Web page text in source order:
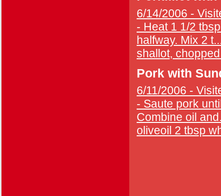
6/14/2006 -
- Heat 1 1/2
halfway. Mix 2
shallot,
Pork with
6/11/2006 -
- Saute pork
Combine oil
oliveoil 2 tbsp